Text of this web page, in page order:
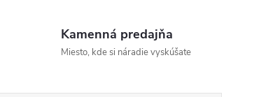
Kamenná predajňa
Miesto, kde si náradie vyskúšate